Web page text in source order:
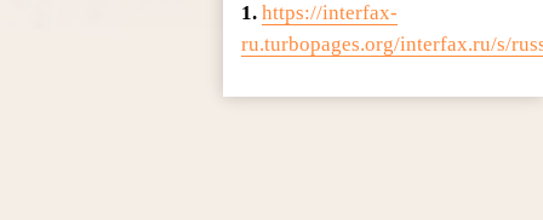
1.https://interfax-
ru.turbopages.org/interfax.ru/s/